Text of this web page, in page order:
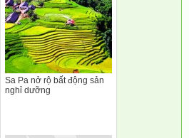
Sa Pa nở rộ bất động sản
nghỉ dưỡng